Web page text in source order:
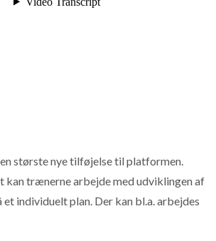
største nye tilføjelse til platformen.
kan trænerne arbejde med udviklingen af
individuelt plan. Der kan bl.a. arbejdes